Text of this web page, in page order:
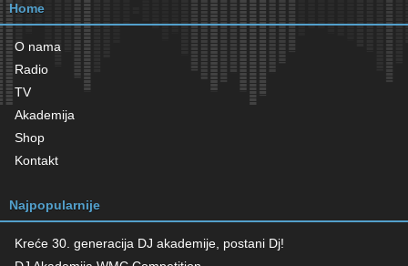
Home
O nama
Radio
TV
Akademija
Shop
Kontakt
Najpopularnije
Kreće 30. generacija DJ akademije, postani Dj!